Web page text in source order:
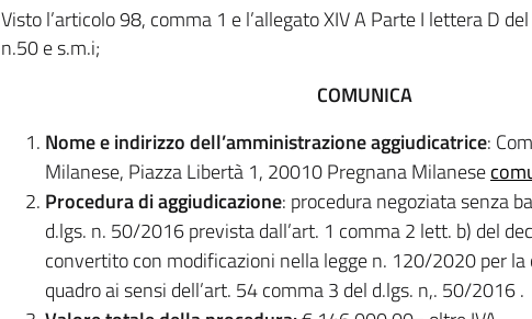
Visto l’articolo 98, comma 1 e l’allegato XIV A Parte I lettera D
n.50 e s.m.i;
COMUNICA
Nome e indirizzo dell’amministrazione aggiudicatrice:
Milanese, Piazza Libertà 1, 20010 Pregnana Milanese
Procedura di aggiudicazione: procedura negoziata senza
d.lgs. n. 50/2016 prevista dall’art. 1 comma 2 lett. b) del
convertito con modificazioni nella legge n. 120/2020 per la
quadro ai sensi dell’art. 54 comma 3 del d.lgs. n,. 50/2016 .